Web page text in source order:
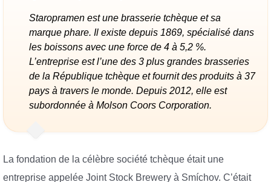
Staropramen est une brasserie tchèque et sa
marque phare. Il existe depuis 1869, spécialisé dans
les boissons avec une force de 4 à 5,2 %.
L’entreprise est l’une des 3 plus grandes brasseries
de la République tchèque et fournit des produits à 37
pays à travers le monde. Depuis 2012, elle est
subordonnée à Molson Coors Corporation.
La fondation de la célèbre société tchèque était une
entreprise appelée Joint Stock Brewery à Smíchov. C’était